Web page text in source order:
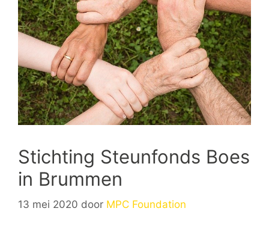
Stichting Steunfonds Boes
in Brummen
13 mei 2020 door MPC Foundation